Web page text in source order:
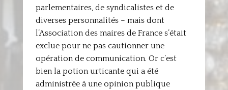
parlementaires, de syndicalistes et de
diverses personnalités – mais dont
l’Association des maires de France s’était
exclue pour ne pas cautionner une
opération de communication. Or c’est
bien la potion urticante qui a été
administrée à une opinion publique